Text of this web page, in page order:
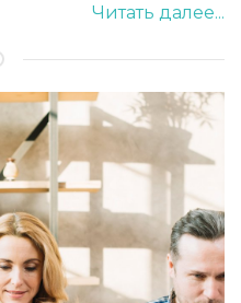
Читать далее...